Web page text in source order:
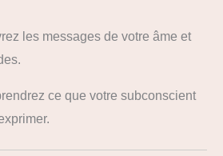
les messages de votre âme et
ce que votre subconscient